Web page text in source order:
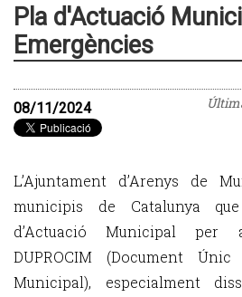
Pla d'Actuació
Emergències
08/11/2024
L’Ajuntament d’Arenys de
municipis de Catalunya
d’Actuació Municipal per
DUPROCIM (Document
Municipal), especialment